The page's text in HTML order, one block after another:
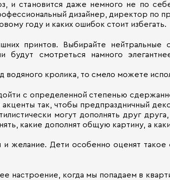
и становится даже немного не по
дизайнер, директор по
году и каких ошибок стоит избегать.
принтов. Выбирайте нейтральные
будут смотреться намного
водяного кролика, то смело можете
с определенной степенью
так, чтобы предпраздничный
могут дополнять друг
какие дополнят общую картину, а
желание. Дети особенно оценят
настроение, когда мы попадаем в